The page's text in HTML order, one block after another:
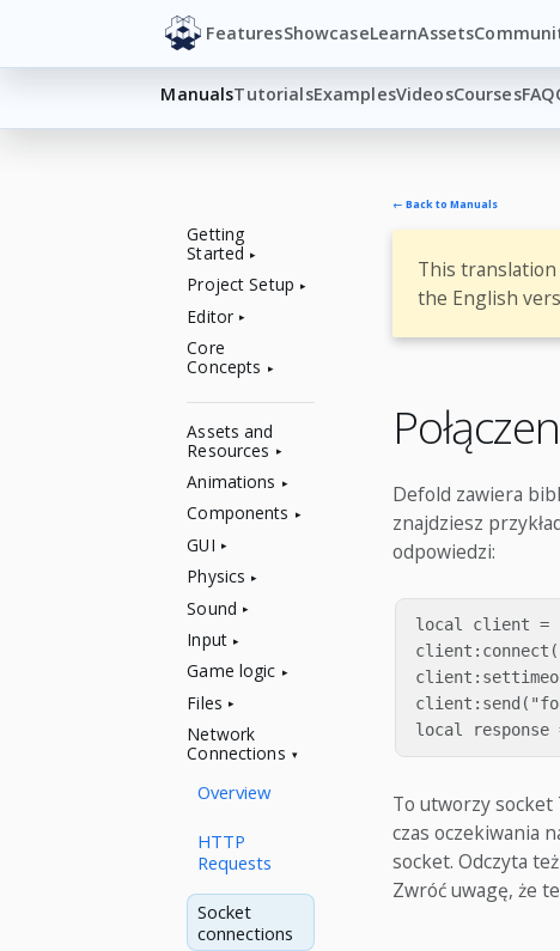
FeaturesShowcaseLearnAssets
ManualsTutorialsExamplesVideosCoursesFAQ
Getting
Started
Project Setup
Editor
Core
Concepts
Assets and
Resources
Animations
Components
GUI
Physics
Sound
Input
Game logic
Files
Network
Connections
Overview
HTTP
Requests
Socket
connections
← Back to Manuals
This
the English
Defold zawiera
znajdziesz
odpowiedzi:
local client =
To utworzy socket
czas oczekiwania
socket. Odczyta
Zwróć uwagę, że